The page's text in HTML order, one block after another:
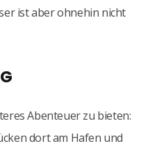
ist aber ohnehin nicht
Abenteuer zu bieten:
dort am Hafen und